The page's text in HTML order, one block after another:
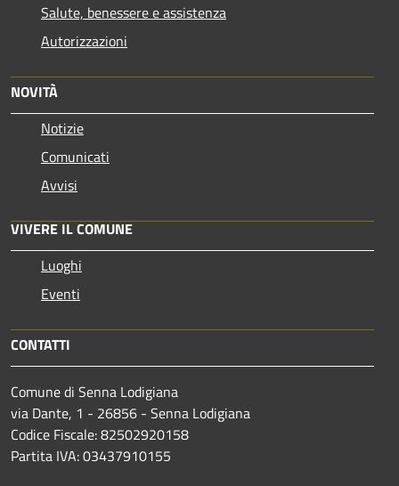
Salute, benessere e assistenza
Autorizzazioni
NOVITÀ
Notizie
Comunicati
Avvisi
VIVERE IL COMUNE
Luoghi
Eventi
CONTATTI
Comune di Senna Lodigiana
via Dante, 1 - 26856 - Senna Lodigiana
Codice Fiscale: 82502920158
Partita IVA: 03437910155